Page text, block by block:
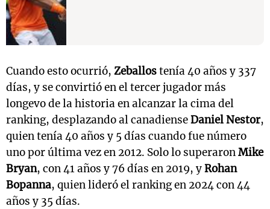
Cuando esto ocurrió, Zeballostenía 40 años y 337
días, y se convirtió en el tercer jugador más
longevo de la historia en alcanzar la cima del
ranking, desplazando al canadienseDaniel Nestor,
quien tenía 40 años y 5 días cuando fue número
uno por última vez en 2012. Solo lo superaronMike
Bryan, con 41 años y 76 días en 2019, yRohan
Bopanna, quien lideró el ranking en 2024 con 44
años y 35 días.